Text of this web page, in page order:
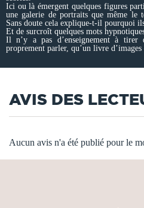
Ici ou là émergent quelques figures
une galerie de portraits que même le
Sans doute cela explique-t-il pourquoi
Et de surcroît quelques mots
Il n’y a pas d’enseignement à
proprement parler, qu’un livre
AVIS DES
Aucun avis n'a été publié pour le